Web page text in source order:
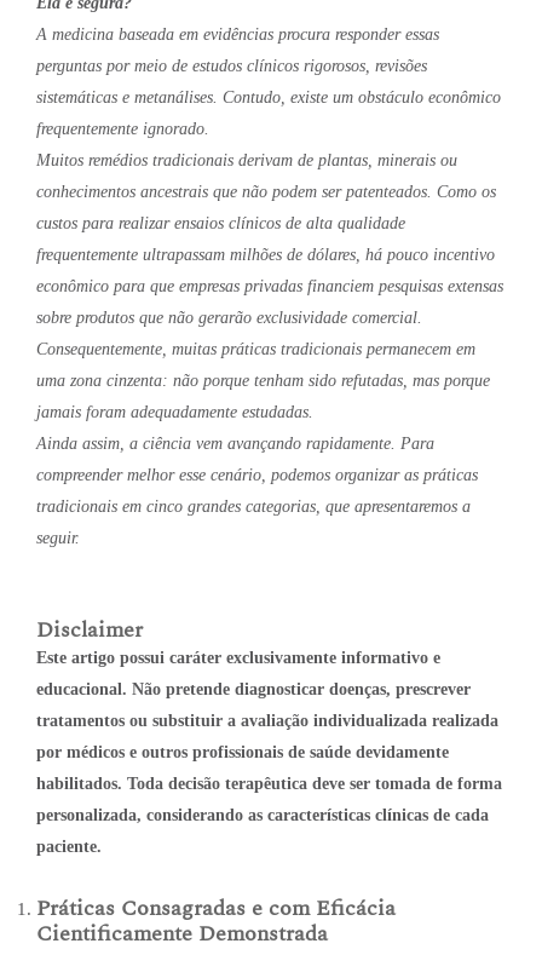
A medicina baseada em evidências procura responder essas
perguntas por meio de estudos clínicos rigorosos, revisões
sistemáticas e metanálises. Contudo, existe um obstáculo econômico
frequentemente ignorado.
Muitos remédios tradicionais derivam de plantas, minerais ou
conhecimentos ancestrais que não podem ser patenteados. Como os
custos para realizar ensaios clínicos de alta qualidade
frequentemente ultrapassam milhões de dólares, há pouco incentivo
econômico para que empresas privadas financiem pesquisas extensas
sobre produtos que não gerarão exclusividade comercial.
Consequentemente, muitas práticas tradicionais permanecem em
uma zona cinzenta: não porque tenham sido refutadas, mas porque
jamais foram adequadamente estudadas.
Ainda assim, a ciência vem avançando rapidamente. Para
compreender melhor esse cenário, podemos organizar as práticas
tradicionais em cinco grandes categorias, que apresentaremos a
seguir.
Disclaimer
Este artigo possui caráter exclusivamente informativo e
educacional. Não pretende diagnosticar doenças, prescrever
tratamentos ou substituir a avaliação individualizada realizada
por médicos e outros profissionais de saúde devidamente
habilitados. Toda decisão terapêutica deve ser tomada de forma
personalizada, considerando as características clínicas de cada
paciente.
Práticas Consagradas e com Eficácia
Cientificamente Demonstrada